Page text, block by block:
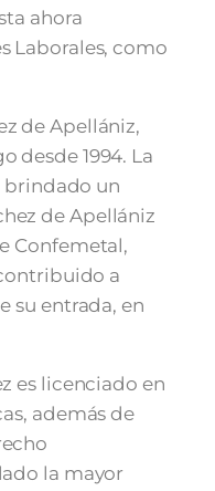
ahora
Laborales, como
de Apellániz,
desde 1994. La
brindado un
de Apellániz
Confemetal,
a
su entrada, en
es licenciado en
además de
la mayor